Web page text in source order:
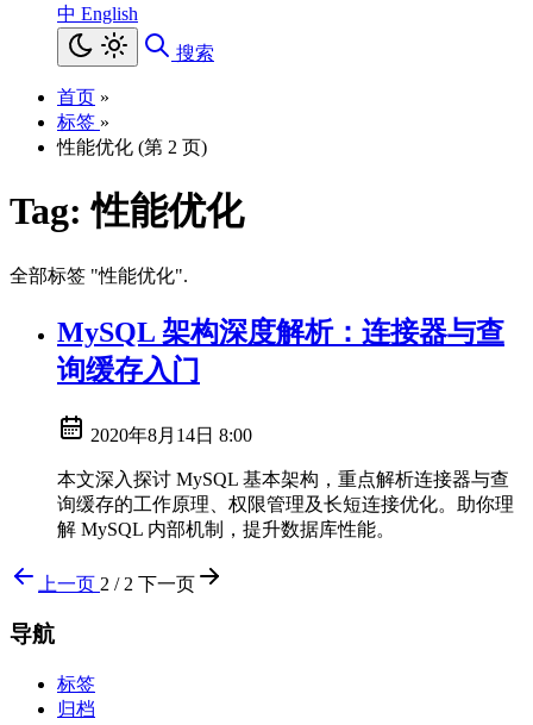
中 English
搜索
首页 »
标签 »
性能优化 (第 2 页)
Tag:性能优化
全部标签 "性能优化".
MySQL 架构深度解析：连接器与查
询缓存入门
2020年8月14日 8:00
本文深入探讨 MySQL 基本架构，重点解析连接器与查
询缓存的工作原理、权限管理及长短连接优化。助你理
解 MySQL 内部机制，提升数据库性能。
上一页 2 / 2 下一页
导航
标签
归档